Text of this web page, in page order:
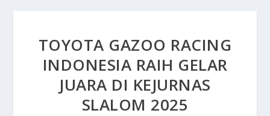
TOYOTA GAZOO RACING
INDONESIA RAIH GELAR
JUARA DI KEJURNAS
SLALOM 2025